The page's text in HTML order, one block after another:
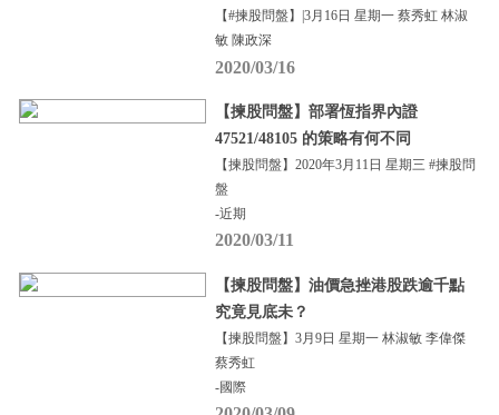
【#揀股問盤】|3月16日 星期一 蔡秀虹 林淑
敏 陳政深
2020/03/16
【揀股問盤】部署恆指界內證
47521/48105 的策略有何不同
【揀股問盤】2020年3月11日 星期三 #揀股問
盤
-近期
2020/03/11
【揀股問盤】油價急挫港股跌逾千點
究竟見底未？
【揀股問盤】3月9日 星期一 林淑敏 李偉傑
蔡秀虹
-國際